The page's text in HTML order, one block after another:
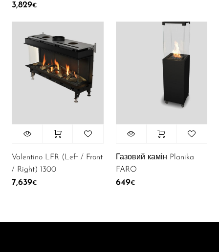
3,829€
Valentino LFR (Left / Front
/ Right) 1300
7,639€
Газовий камін Planika
FARO
649€